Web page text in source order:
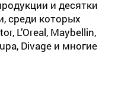
и десятки
среди которых
L’Oreal, Maybellin,
Divage и многие